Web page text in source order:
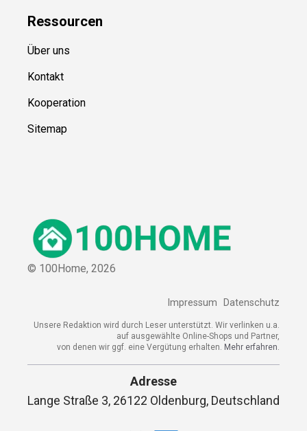
Ressourcen
Über uns
Kontakt
Kooperation
Sitemap
© 100Home, 2026
Impressum Datenschutz
Unsere Redaktion wird durch Leser unterstützt. Wir verlinken u.a.
auf ausgewählte Online-Shops und Partner,
von denen wir ggf. eine Vergütung erhalten. Mehr erfahren.
Adresse
Lange Straße 3, 26122 Oldenburg, Deutschland